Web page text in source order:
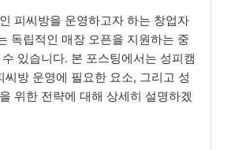
피씨방을 운영하고자 하는 창업자
독립적인 매장 오픈을 지원하는 중
있습니다. 본 포스팅에서는 성피캠
씨방 운영에 필요한 요소, 그리고 성
위한 전략에 대해 상세히 설명하겠